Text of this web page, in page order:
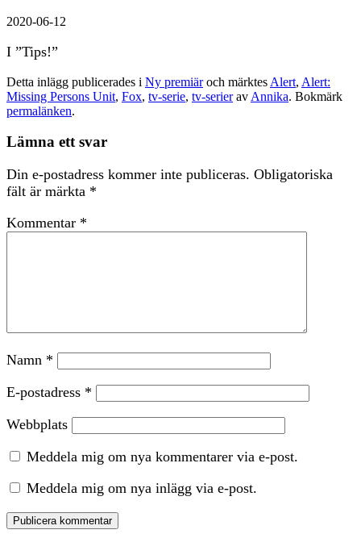
2020-06-12
I ”Tips!”
Detta inlägg publicerades i Ny premiäroch märktes Alert, Alert:
Missing Persons Unit, Fox, tv-serie, tv-serierav Annika. Bokmärk
permalänken.
Lämna ett svar
Din e-postadress kommer inte publiceras. Obligatoriska
fält är märkta *
Kommentar *
Namn *
E-postadress *
Webbplats
Meddela mig om nya kommentarer via e-post.
Meddela mig om nya inlägg via e-post.